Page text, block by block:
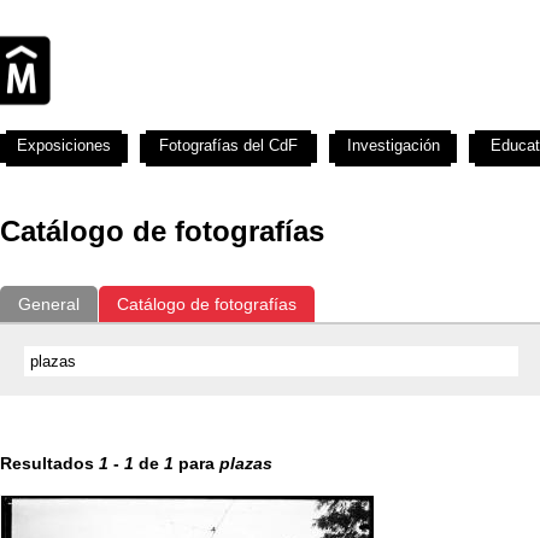
Catálogo de fotografías
General Catálogo de fotografías
Resultados 1 - 1 de 1 para plazas
Exposiciones Fotografías del CdF Investigación